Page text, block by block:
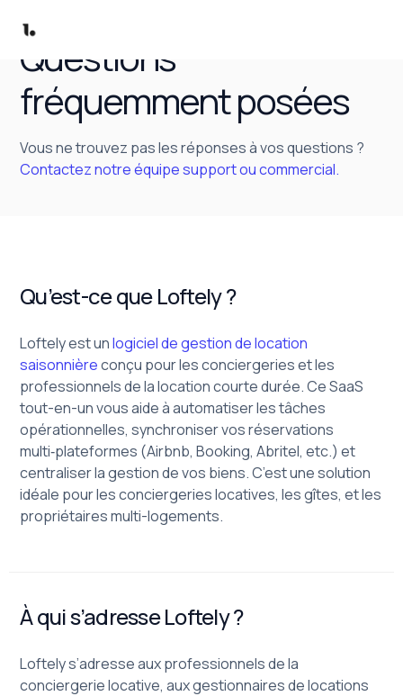
Questions
fréquemment posées
Vous ne trouvez pas les réponses à vos questions ?
Contactez notre équipe support ou commercial.
Qu’est-ce que Loftely ?
Loftely est unlogiciel de gestion de location
saisonnièreconçu pour les conciergeries et les
professionnels de la location courte durée. Ce SaaS
tout-en-un vous aide à automatiser les tâches
opérationnelles, synchroniser vos réservations
multi‑plateformes (Airbnb, Booking, Abritel, etc.) et
centraliser la gestion de vos biens. C’est une solution
idéale pour les conciergeries locatives, les gîtes, et les
propriétaires multi-logements.
À qui s’adresse Loftely ?
Loftely s’adresse aux professionnels de la
conciergerie locative, aux gestionnaires de locations